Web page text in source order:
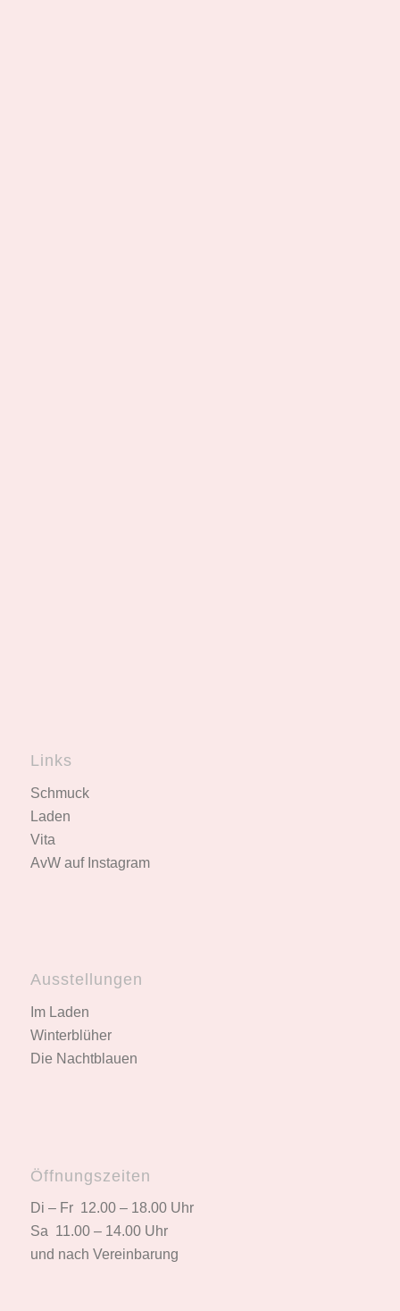
Links
Schmuck
Laden
Vita
AvW auf Instagram
Ausstellungen
Im Laden
Winterblüher
Die Nachtblauen
Öffnungszeiten
Di – Fr 12.00 – 18.00 Uhr
Sa 11.00 – 14.00 Uhr
und nach Vereinbarung